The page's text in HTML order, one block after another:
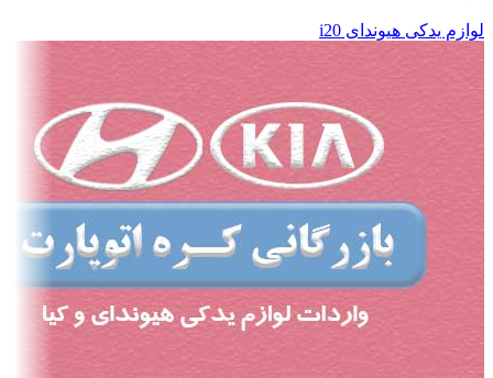
لوازم یدکی هیوندای i20